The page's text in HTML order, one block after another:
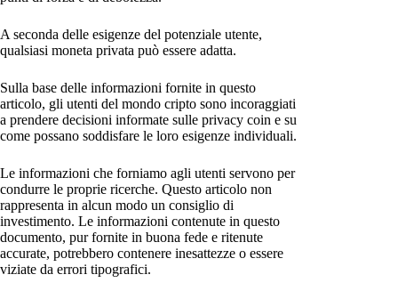
A seconda delle esigenze del potenziale utente,
qualsiasi moneta privata può essere adatta.
Sulla base delle informazioni fornite in questo
articolo, gli utenti del mondo cripto sono incoraggiati
a prendere decisioni informate sulle privacy coin e su
come possano soddisfare le loro esigenze individuali.
Le informazioni che forniamo agli utenti servono per
condurre le proprie ricerche. Questo articolo non
rappresenta in alcun modo un consiglio di
investimento. Le informazioni contenute in questo
documento, pur fornite in buona fede e ritenute
accurate, potrebbero contenere inesattezze o essere
viziate da errori tipografici.